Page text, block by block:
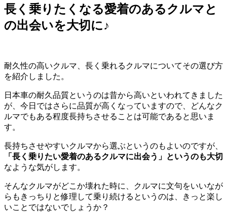
長く乗りたくなる愛着のあるクルマと
の出会いを大切に♪
耐久性の高いクルマ、長く乗れるクルマについてその選び方
を紹介しました。
日本車の耐久品質というのは昔から高いといわれてきました
が、今日ではさらに品質が高くなっていますので、どんなク
ルマでもある程度長持ちさせることは可能であると思いま
す。
長持ちさせやすいクルマから選ぶというのもよいのですが、
「長く乗りたい愛着のあるクルマに出会う」というのも大切
なような気がします。
そんなクルマがどこか壊れた時に、クルマに文句をいいなが
らもきっちりと修理して乗り続けるというのは、きっと楽し
いことではないでしょうか？